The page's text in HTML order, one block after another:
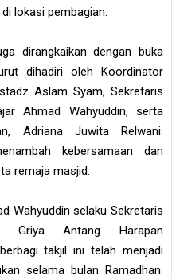
lokasi pembagian.
dirangkaikan dengan buka
dihadiri oleh Koordinator
Aslam Syam, Sekretaris
Ahmad Wahyuddin, serta
Adriana Juwita Relwani.
kebersamaan dan
remaja masjid.
Wahyuddin selaku Sekretaris
Griya Antang Harapan
takjil ini telah menjadi
selama bulan Ramadhan.